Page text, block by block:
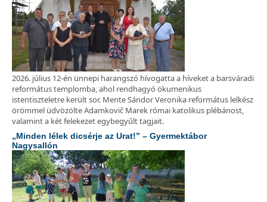
2026. július 12-én ünnepi harangszó hívogatta a híveket a barsváradi
református templomba, ahol rendhagyó ökumenikus
istentiszteletre került sor. Mente Sándor Veronika református lelkész
örömmel üdvözölte Adamkovič Marek római katolikus plébánost,
valamint a két felekezet egybegyűlt tagjait.
„Minden lélek dicsérje az Urat!” – Gyermektábor
Nagysallón